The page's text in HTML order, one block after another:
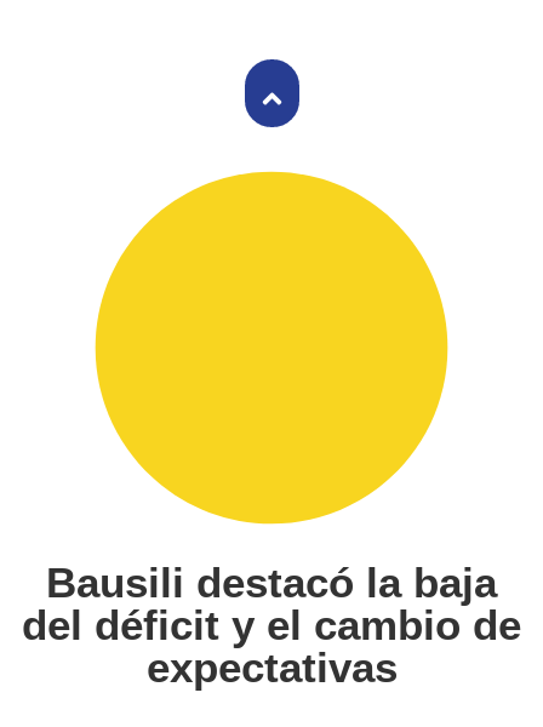
Bausili destacó la baja
del déficit y el cambio de
expectativas